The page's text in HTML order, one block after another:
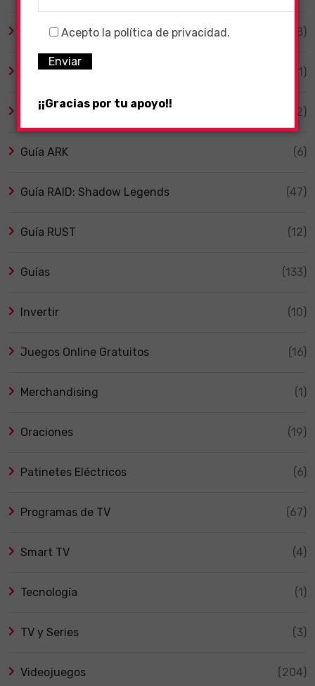
Destacado (18)
Ebooks Kindle (1)
General (52)
Guía ARK (6)
Guía RAID: Shadow Legends (47)
Guía RUST (12)
Guías (133)
Invertir (10)
Juegos Online Gratuitos (16)
Merchandising (1)
Oraciones (19)
Patinetes Eléctricos (6)
Programas de TV (67)
Smart TV (4)
Tecnología (1)
TV y Series (3)
Videojuegos (204)
Acepto la política de privacidad.
¡¡Gracias por tu apoyo!!